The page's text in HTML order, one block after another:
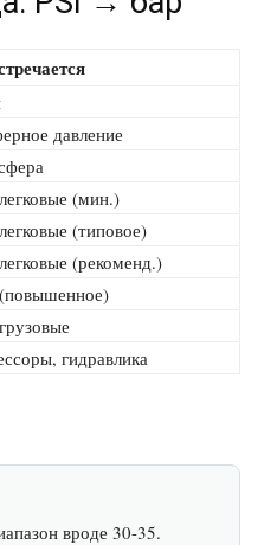
давление
(мин.)
(типовое)
(рекоменд.)
гидравлика
вроде 30-35.